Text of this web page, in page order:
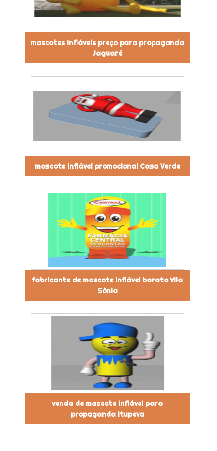
mascotes infláveis preço para propaganda
Jaguaré
mascote inflável promocional Casa Verde
fabricante de mascote inflável barato Vila
Sônia
venda de mascote inflável para
propaganda Itupeva